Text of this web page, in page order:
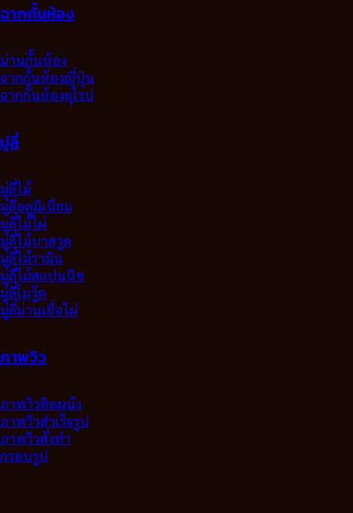
ฉากกั้นห้อง
ม่านกั้นห้อง
ฉากกั้นห้องญี่ปุ่น
ฉากกั้นห้องยุโรป
มู่ลี่
มู่ลี่ไม้
มู่ลี่อลูมิเนียม
มูลี่ไม้ไผ่
มู่ลี่ไม้บาสวูด
มู่ลี่ไม้รามิน
มู่ลี่ไม้สแปนนิช
มู่ลี่โมวู๊ด
มู่ลี่ม่านเยื่อไผ่
ภาพวิว
ภาพวิวติดผนัง
ภาพวิวสำเร็จรูป
ภาพวิวสั่งทำ
กรอบรูป